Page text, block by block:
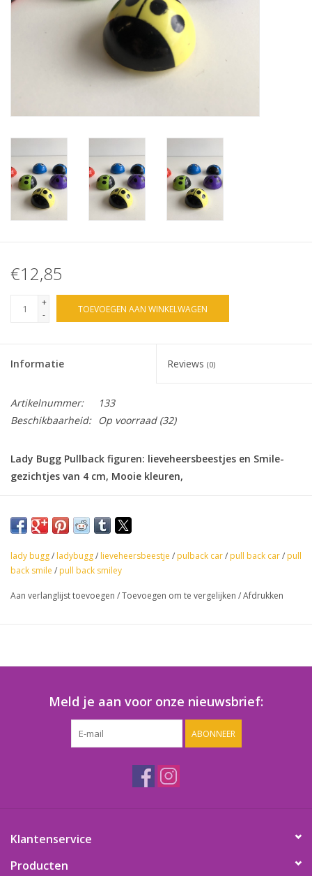
Gevulde capsules & mixen
Snoep / kauwgomballen
€12,85
+
-
TOEVOEGEN AAN WINKELWAGEN
Informatie Reviews (0)
Artikelnummer:
133
Beschikbaarheid:
Op voorraad(32)
Lady Bugg Pullback figuren: lieveheersbeestjes en Smile-
gezichtjes van 4 cm, Mooie kleuren,
Per 25 stuks verpakt in 50 mm capsules,
Geschikt voor Toystation,
lady bugg/ ladybugg/ lieveheersbeestje / pulback car/ pull back car/ pull
back smile / pull back smiley
Aan verlanglijst toevoegen /Toevoegen om te vergelijken /Afdrukken
Meld je aan voor onze nieuwsbrief:
ABONNEER
Klantenservice
Producten